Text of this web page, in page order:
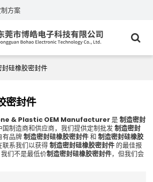
方案
封硅橡胶密封件
密封件
& Plastic OEM Manufacturer是制造密封
国制造商和供应商，我们提供定制批发制造密封
有品牌制造密封硅橡胶密封件和制造密封硅橡胶
联系我们以获得制造密封硅橡胶密封件 的最佳报
们不是最低价制造密封硅橡胶密封件，但我们会